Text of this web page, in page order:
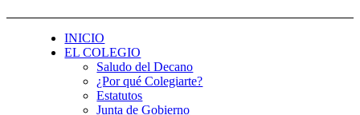
INICIO
EL COLEGIO
Saludo del Decano
¿Por qué Colegiarte?
Estatutos
Junta de Gobierno